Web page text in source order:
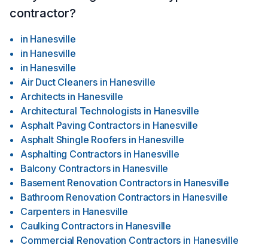
contractor?
in Hanesville
in Hanesville
in Hanesville
Air Duct Cleaners in Hanesville
Architects in Hanesville
Architectural Technologists in Hanesville
Asphalt Paving Contractors in Hanesville
Asphalt Shingle Roofers in Hanesville
Asphalting Contractors in Hanesville
Balcony Contractors in Hanesville
Basement Renovation Contractors in Hanesville
Bathroom Renovation Contractors in Hanesville
Carpenters in Hanesville
Caulking Contractors in Hanesville
Commercial Renovation Contractors in Hanesville